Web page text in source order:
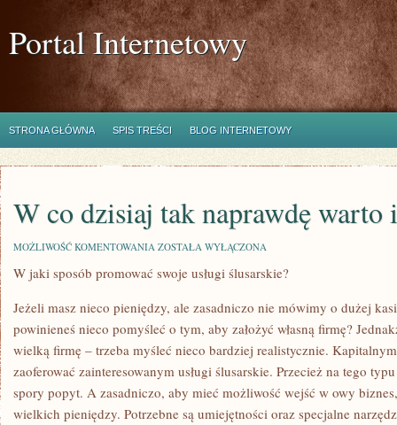
Portal Internetowy
STRONA GŁÓWNA SPIS TREŚCI BLOG INTERNETOWY
W co dzisiaj tak naprawdę warto
MOŻLIWOŚĆ KOMENTOWANIA W
DZISIAJ
WARTO
INWESTOWAĆ?
ZOSTAŁA WYŁĄCZONA
W jaki sposób promować swoje usługi ślusarskie?
Jeżeli masz nieco pieniędzy, ale zasadniczo nie mówimy o dużej
powinieneś nieco pomyśleć o tym, aby założyć własną firmę?
wielką firmę – trzeba myśleć nieco bardziej realistycznie.
zaoferować zainteresowanym usługi ślusarskie. Przecież na tego
spory popyt. A zasadniczo, aby mieć możliwość wejść w owy
wielkich pieniędzy. Potrzebne są umiejętności oraz specjalne